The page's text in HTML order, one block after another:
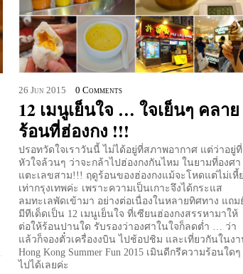
26 Jun 2015 0 Comments
12 เมนูเย็นใจ … ใจเย็นๆ คลาย
ร้อนที่ฮ่องกง !!!
ปรอทวัดใจเราวันนี้ ไม่ได้อยู่ที่สภาพอากาศ แต่ว่าอยู่ที่
หัวใจล้วนๆ ว่าจะกล้าไปฮ่องกงกันไหม ในยามที่องศา
แตะเลขสาม!!! ฤดูร้อนของฮ่องกงแม้จะโหดแต่ไม่เหี้
เท่ากรุงเทพค่ะ เพราะความเป็นเกาะจึงได้กระแส
ลมทะเลพัดเข้ามา อย่างต่อเนื่องในหลายทิศทาง แถม
มีทีเด็ดเป็น 12 เมนูเย็นใจ ที่เซียนฮ่องกงสรรหามาให้
ต่อให้ร้อนปานใด รับรองว่าองศาในใจก็ลดต่ำ … ว่า
แล้วก็จองตั๋วเครื่องงบิน ไปช้อปชิม และเที่ยวกันในงา
Hong Kong Summer Fun 2015 เมินดีกรีความร้อนใดๆ
ไปได้เลยค่ะ